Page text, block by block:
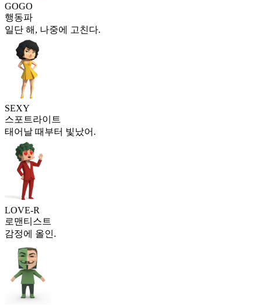
GOGO
행동파
일단 해, 나중에 고친다.
SEXY
스포트라이트
태어날 때부터 빛났어.
LOVE-R
로맨티스트
감정에 올인.